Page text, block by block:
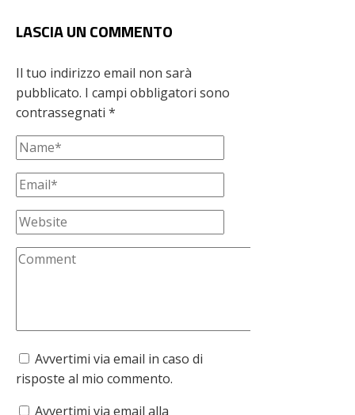
LASCIA UN COMMENTO
Il tuo indirizzo email non sarà
pubblicato. I campi obbligatori sono
contrassegnati *
Avvertimi via email in caso di
risposte al mio commento.
Avvertimi via email alla